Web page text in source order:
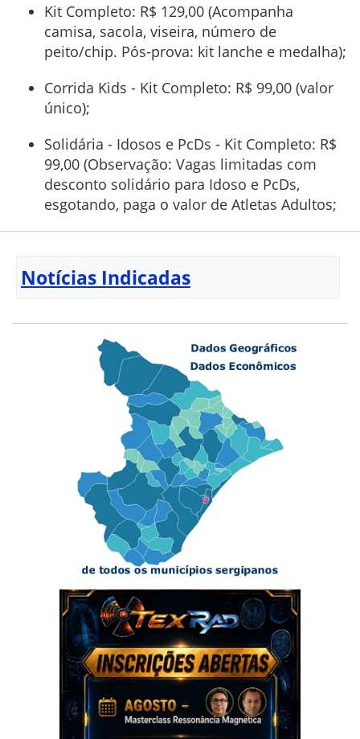
Kit Completo: R$ 129,00 (Acompanha
camisa, sacola, viseira, número de
peito/chip. Pós-prova: kit lanche e medalha);
Corrida Kids - Kit Completo: R$ 99,00 (valor
único);
Solidária - Idosos e PcDs - Kit Completo: R$
99,00 (Observação: Vagas limitadas com
desconto solidário para Idoso e PcDs,
esgotando, paga o valor de Atletas Adultos;
Notícias Indicadas